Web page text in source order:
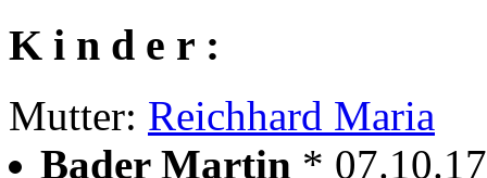
K i n d e r :
Mutter: Reichhard Maria
Bader Martin *